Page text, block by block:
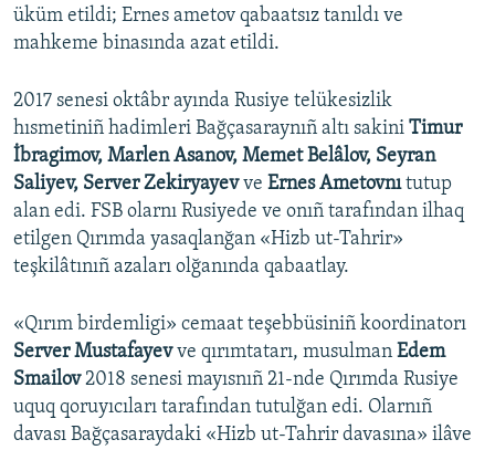
üküm etildi; Ernes ametov qabaatsız tanıldı ve
mahkeme binasında azat etildi.
2017 senesi oktâbr ayında Rusiye telükesizlik
hısmetiniñ hadimleri Bağçasaraynıñ altı sakini Timur
İbragimov, Marlen Asanov, Memet Belâlov, Seyran
Saliyev, Server Zekiryayevve Ernes Ametovnıtutup
alan edi. FSB olarnı Rusiyede ve onıñ tarafından ilhaq
etilgen Qırımda yasaqlanğan «Hizb ut-Tahrir»
teşkilâtınıñ azaları olğanında qabaatlay.
«Qırım birdemligi» cemaat teşebbüsiniñ koordinatorı
Server Mustafayevve qırımtatarı, musulman Edem
Smailov2018 senesi mayısnıñ 21-nde Qırımda Rusiye
uquq qoruyıcıları tarafından tutulğan edi. Olarnıñ
davası Bağçasaraydaki «Hizb ut-Tahrir davasına» ilâve